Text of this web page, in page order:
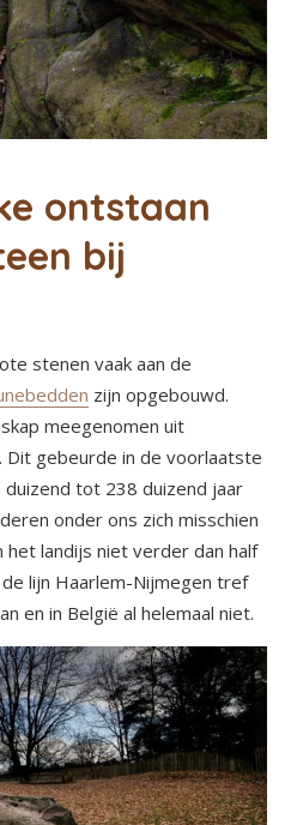
ontstaan
bij
stenen vaak aan de
zijn opgebouwd.
meegenomen uit
Dit gebeurde in de voorlaatste
duizend tot 238 duizend jaar
onder ons zich misschien
landijs niet verder dan half
lijn Haarlem-Nijmegen tref
en in België al helemaal niet.